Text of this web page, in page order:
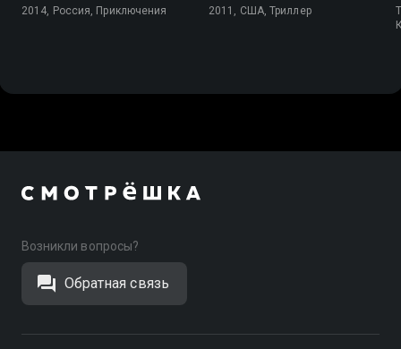
2014, Россия, Приключения 2011, США, Триллер
Возникли вопросы?
Обратная связь